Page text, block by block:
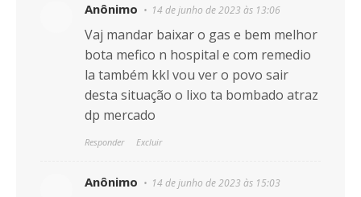
Anônimo 14 de junho de 2023 às 13:06
Vaj mandar baixar o gas e bem melhor
bota mefico n hospital e com remedio
la também kkl vou ver o povo sair
desta situação o lixo ta bombado atraz
dp mercado
Responder Excluir
Anônimo 14 de junho de 2023 às 15:03